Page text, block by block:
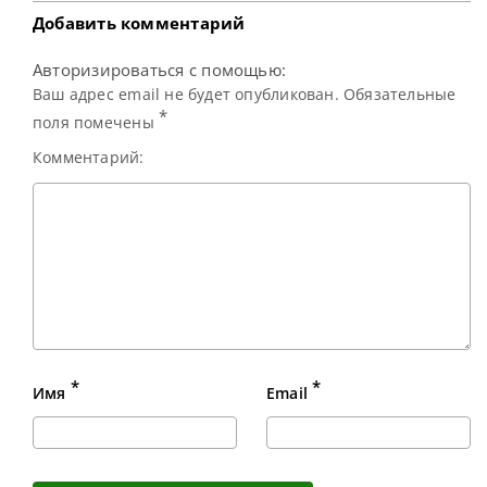
состоявшемся в
воскресенье.
верх со счетом
Добавить комментарий
Авторизироваться с помощью:
Ваш адрес email не будет опубликован. Обязательные
поля помечены *
Комментарий:
Имя * Email *